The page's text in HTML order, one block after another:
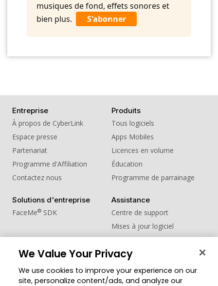
13. Sound Effect - Landslide 02
14. Sound Effect - Multiple Drum
19. Sound Effect - Signal
20. Sound Effect - Warning
musiques de fond, effets sonores et
bien plus.
S'abonner
Entreprise
À propos de CyberLink
Espace presse
Partenariat
Programme d'Affiliation
Contactez nous
Produits
Tous logiciels
Apps Mobiles
Licences en volume
Éducation
Programme de parrainage
Solutions d'entreprise
FaceMe® SDK
Assistance
Centre de support
Mises à jour logiciel
Centre d'apprentissage
Zone des Membres
Changer de région
We Value Your Privacy
We use cookies to improve your experience on our
site, personalize content/ads, and analyze our